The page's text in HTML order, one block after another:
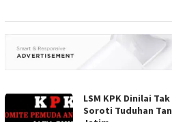
LSM KPK Dinilai
Soroti Tuduhan